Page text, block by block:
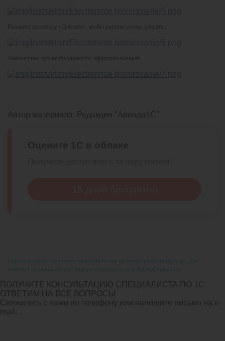
Нажмите на кнопку «Доплата», чтобы указать сумму доплаты.
Аналогично, при необходимости, оформите возврат.
Автор материала: Редакция "Аренда1С"
Нашли ошибку? Напишите пожалуйста нам на почту info@arenda1c.ru. Это
поможет публиковать актуальную и полезную для Вас информацию.
ПОЛУЧИТЕ КОНСУЛЬТАЦИЮ СПЕЦИАЛИСТА ПО 1С
ОТВЕТИМ НА ВСЕ ВОПРОСЫ
Свяжитесь с нами по телефону или напишите письмо на e-
mail: